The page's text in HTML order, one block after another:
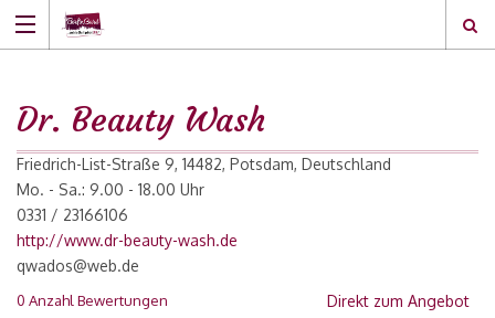
Dr. Beauty Wash
Friedrich-List-Straße 9, 14482, Potsdam, Deutschland
Mo. - Sa.: 9.00 - 18.00 Uhr
0331 / 23166106
http://www.dr-beauty-wash.de
qwados@web.de
0 Anzahl Bewertungen Direkt zum Angebot